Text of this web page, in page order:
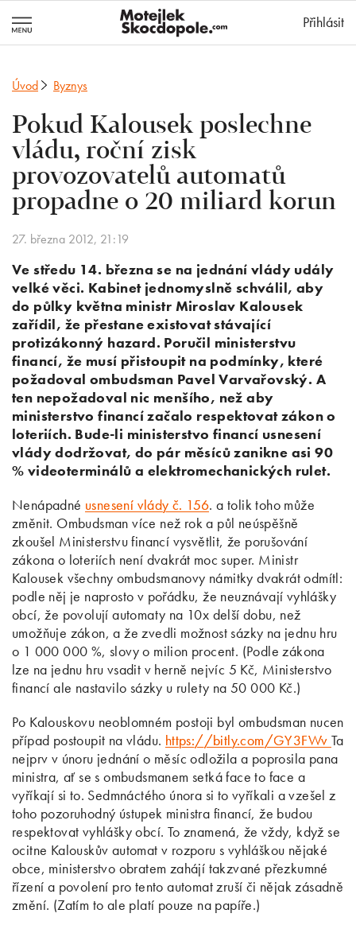
Přihlásit
Úvod Byznys
Pokud Kalousek poslechne
vládu, roční zisk
provozovatelů automatů
propadne o 20 miliard korun
27. března 2012, 21:19
Ve středu 14. března se na jednání vlády udály
velké věci. Kabinet jednomyslně schválil, aby
do půlky května ministr Miroslav Kalousek
zařídil, že přestane existovat stávající
protizákonný hazard. Poručil ministerstvu
financí, že musí přistoupit na podmínky, které
požadoval ombudsman Pavel Varvařovský. A
ten nepožadoval nic menšího, než aby
ministerstvo financí začalo respektovat zákon o
loteriích. Bude-li ministerstvo financí usnesení
vlády dodržovat, do pár měsíců zanikne asi 90
% videoterminálů a elektromechanických rulet.
Nenápadné usnesení vlády č. 156. a tolik toho může
změnit. Ombudsman více než rok a půl neúspěšně
zkoušel Ministerstvu financí vysvětlit, že porušování
zákona o loteriích není dvakrát moc super. Ministr
Kalousek všechny ombudsmanovy námitky dvakrát odmítl:
podle něj je naprosto v pořádku, že neuznávají vyhlášky
obcí, že povolují automaty na 10x delší dobu, než
umožňuje zákon, a že zvedli možnost sázky na jednu hru
o 1 000 000 %, slovy o milion procent. (Podle zákona
lze na jednu hru vsadit v herně nejvíc 5 Kč, Ministerstvo
financí ale nastavilo sázky u rulety na 50 000 Kč.)
Po Kalouskovu neoblomném postoji byl ombudsman nucen
případ postoupit na vládu. https://bitly.com/GY3FWv Ta
nejprv v únoru jednání o měsíc odložila a poprosila pana
ministra, ať se s ombudsmanem setká face to face a
vyříkají si to. Sedmnáctého února si to vyříkali a vzešel z
toho pozoruhodný ústupek ministra financí, že budou
respektovat vyhlášky obcí. To znamená, že vždy, když se
ocitne Kalouskův automat v rozporu s vyhláškou nějaké
obce, ministerstvo obratem zahájí takzvané přezkumné
řízení a povolení pro tento automat zruší či nějak zásadně
změní. (Zatím to ale platí pouze na papíře.)